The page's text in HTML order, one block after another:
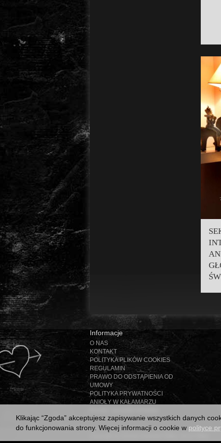
Informacje
O NAS
KONTAKT
POLITYKA PLIKÓW COOKIES
REGULAMIN
PRAWO DO ODSTĄPIENIA OD
UMOWY
POLITYKA PRYWATNOŚCI
ANIOŁY W KAŁAMARZU
Klikając “Zgoda” akceptujesz zapisywanie wszystkich danych
do funkcjonowania strony. Więcej informacji o cookie w polityce